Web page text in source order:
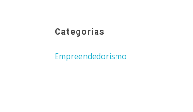
Categorias
Empreendedorismo